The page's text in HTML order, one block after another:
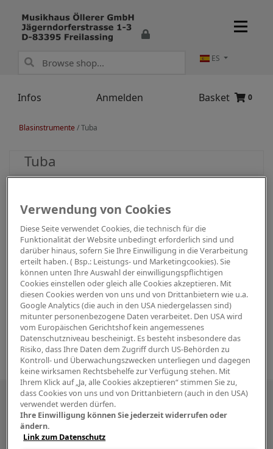
Infos Anmelden Basket 0
ES
Blasinstrumente /Tuba
Tuba
Besuchen Sie uns auch in den sozialen
Medien
Verwendung von Cookies
Diese Seite verwendet Cookies, die technisch für die
Funktionalität der Website unbedingt erforderlich sind und
darüber hinaus, sofern Sie Ihre Einwilligung in die Verarbeitung
erteilt haben. ( Bsp.: Leistungs- und Marketingcookies). Sie
können unten Ihre Auswahl der einwilligungspflichtigen
Cookies einstellen oder gleich alle Cookies akzeptieren. Mit
diesen Cookies werden von uns und von Drittanbietern wie u.a.
Google Analytics (die auch in den USA niedergelassen sind)
mitunter personenbezogene Daten verarbeitet. Den USA wird
vom Europäischen Gerichtshof kein angemessenes
Datenschutzniveau bescheinigt. Es besteht insbesondere das
Risiko, dass Ihre Daten dem Zugriff durch US-Behörden zu
Kontroll- und Überwachungszwecken unterliegen und dagegen
keine wirksamen Rechtsbehelfe zur Verfügung stehen. Mit
Ihrem Klick auf „Ja, alle Cookies akzeptieren“ stimmen Sie zu,
dass Cookies von uns und von Drittanbietern (auch in den USA)
verwendet werden dürfen.
Ihre Einwilligung können Sie jederzeit widerrufen oder
ändern.
Link zum Datenschutz